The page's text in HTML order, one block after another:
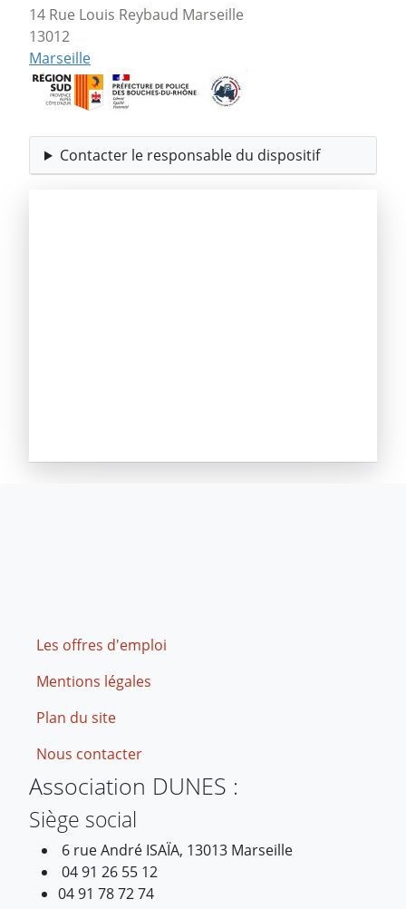
14 Rue Louis Reybaud Marseille
13012
Marseille
Contacter le responsable du dispositif
Footer
Les offres d'emploi
Mentions légales
Plan du site
Nous contacter
Association DUNES :
Siège social
6 rue André ISAÏA, 13013 Marseille
04 91 26 55 12
04 91 78 72 74